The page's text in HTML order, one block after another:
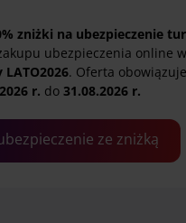
zniżki na ubezpieczenie
ubezpieczenia online
. Oferta obowiązuje
r. do 31.08.2026 r.
ze zniżką